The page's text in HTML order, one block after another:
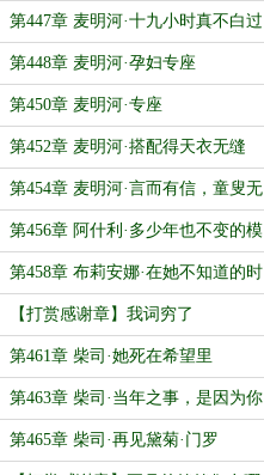
的爱
第447章 麦明河·十九小时真不白过
第448章 麦明河·孕妇专座
第450章 麦明河·专座
第452章 麦明河·搭配得天衣无缝
第454章 麦明河·言而有信，童叟无
欺，活人专座
第456章 阿什利·多少年也不变的模
样
第458章 布莉安娜·在她不知道的时
【打赏感谢章】我词穷了
第461章 柴司·她死在希望里
第463章 柴司·当年之事，是因为你
太优秀了（一）
第465章 柴司·再见黛菊·门罗